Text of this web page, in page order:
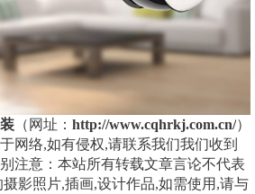
（网址： http://www.cqhrkj.com.cn/）
网络,如有侵权,请联系我们我们收到
注意：本站所有转载文章言论不代表
影照片,插画,设计作品,如需使用,请与